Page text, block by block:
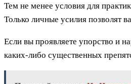
Тем не менее условия для
Только личные усилия позволят
Если вы проявляете упорство и
каких-либо существенных